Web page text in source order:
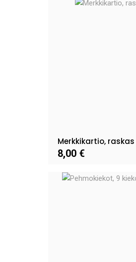
Merkkikartio, raskas
8,00 €